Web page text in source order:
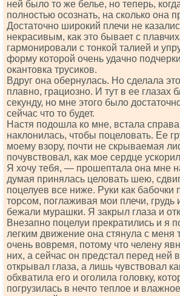
ней было то же белье, но теперь,
полностью осознать, на сколько она
Достаточно широкий плечи не
некрасивым, как это бывает с
гармонировали с тонкой талией и
форму которой очень удачно
окантовка трусиков.
Вдруг она обернулась. Но сделала
плавно, грациозно. И тут в ее глазах
секунду, но мне этого было
сейчас что то будет.
Настя подошла ко мне, встала
наклонилась, чтобы поцеловать. Ее
моему взору, почти не скрываемая
почувствовал, как мое сердце
Я хочу тебя, — прошептала она мне
думая принялась целовать шею,
поцелуев все ниже. Руки как
торсом, поглаживая мои плечи, грудь
бежали мурашки. Я закрыл глаза и
Внезапно поцелуи прекратились и я
легким движение она стянула с меня
очень вовремя, потому что челену
них, а сейчас он предстал перед ней
открывал глаза, а лишь чувствовал
обхватила его и оголила головку,
погрузилась в нечто теплое и